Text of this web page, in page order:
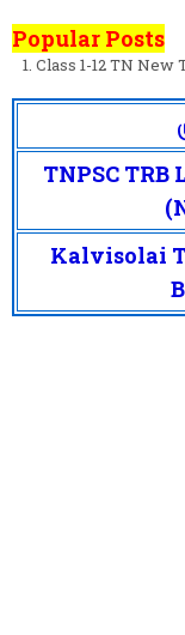
Popular Posts
Class 1-12 TN New
TNPSC TRB
Kalvisolai